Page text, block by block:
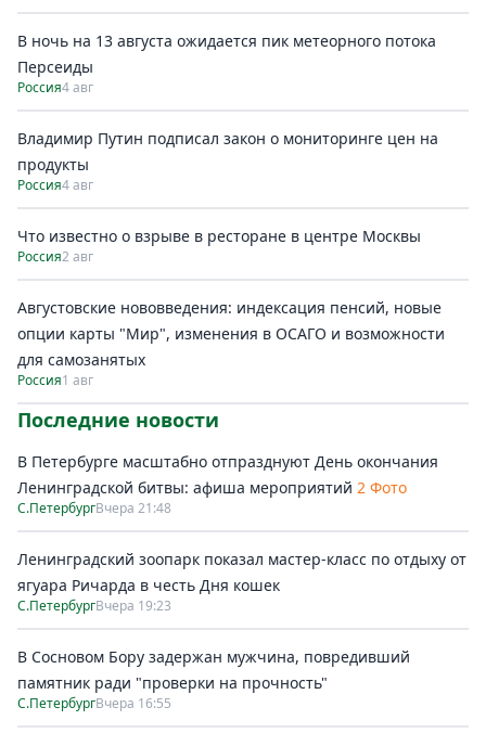
В ночь на 13 августа ожидается пик метеорного потока
Персеиды
Россия4 авг
Владимир Путин подписал закон о мониторинге цен на
продукты
Россия4 авг
Что известно о взрыве в ресторане в центре Москвы
Россия2 авг
Августовские нововведения: индексация пенсий, новые
опции карты "Мир", изменения в ОСАГО и возможности
для самозанятых
Россия1 авг
Последние новости
В Петербурге масштабно отпразднуют День окончания
Ленинградской битвы: афиша мероприятий 2 Фото
С.ПетербургВчера 21:48
Ленинградский зоопарк показал мастер-класс по отдыху от
ягуара Ричарда в честь Дня кошек
С.ПетербургВчера 19:23
В Сосновом Бору задержан мужчина, повредивший
памятник ради "проверки на прочность"
С.ПетербургВчера 16:55